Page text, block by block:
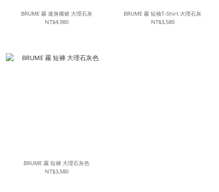
BRUME 霧 連身襯裙 大理石灰
NT$4,980
BRUME 霧 短袖T-Shirt 大理石灰
NT$3,580
BRUME 霧 短褲 大理石灰色
NT$3,580